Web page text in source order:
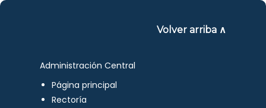
Volver arriba ∧
Administración Central
Página principal
Rectoría